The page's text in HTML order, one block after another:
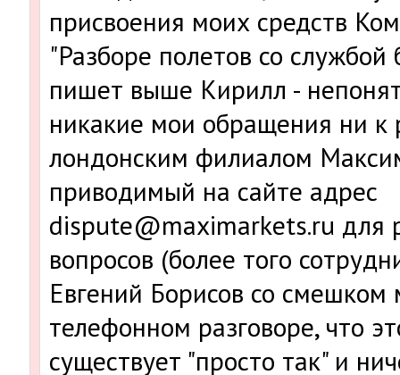
присвоения моих средств
"Разборе полетов со службой
пишет выше Кирилл -
никакие мои обращения ни к
лондонским филиалом
приводимый на сайте адрес
dispute@maximarkets.ru для
вопросов (более того
Евгений Борисов со смешком
телефонном разговоре, что
существует "просто так" и